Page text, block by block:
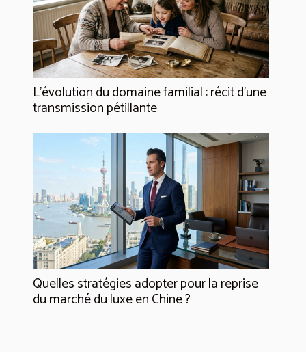
L’évolution du domaine familial : récit d’une
transmission pétillante
Quelles stratégies adopter pour la reprise
du marché du luxe en Chine ?